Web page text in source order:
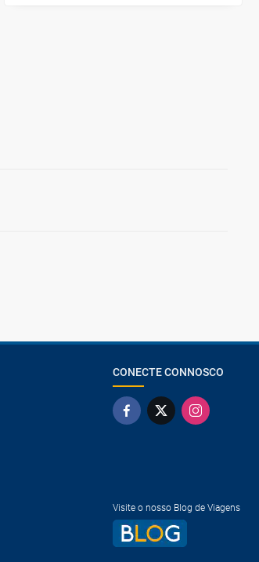
CONECTE CONNOSCO
Visite o nosso Blog de Viagens